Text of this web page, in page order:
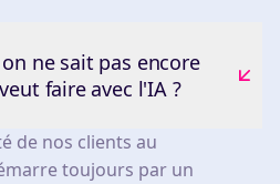
ne sait pas encore
faire avec l'IA ?
de nos clients au
toujours par un